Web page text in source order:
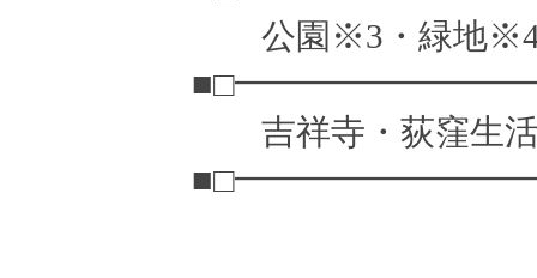
公園※3・緑地※4
吉祥寺・荻窪生